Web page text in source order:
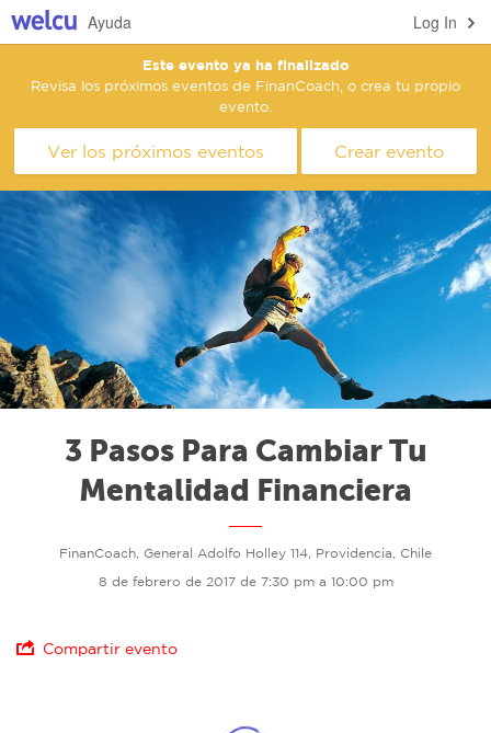
Log In
Ayuda
Este evento ya ha finalizado
Revisa los próximos eventos de FinanCoach, o crea tu propio
evento.
Ver los próximos eventos Crear evento
3 Pasos Para Cambiar Tu
Mentalidad Financiera
FinanCoach, General Adolfo Holley 114, Providencia, Chile
8 de febrero de 2017 de 7:30 pm a 10:00 pm
Compartir evento